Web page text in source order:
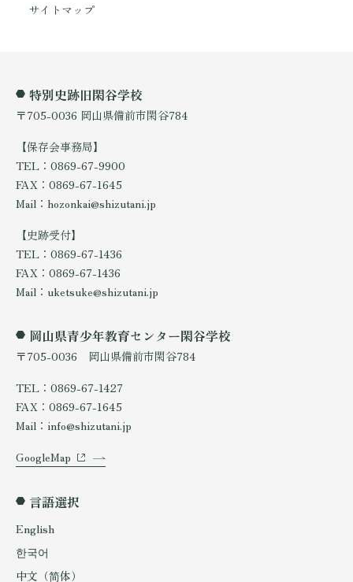
サイトマップ
特別史跡旧閑谷学校
〒705-0036 岡山県備前市閑谷784
【保存会事務局】
TEL：0869-67-9900
FAX：0869-67-1645
Mail：hozonkai@shizutani.jp
【史跡受付】
TEL：0869-67-1436
FAX：0869-67-1436
Mail：uketsuke@shizutani.jp
岡山県青少年教育センター閑谷学校
〒705-0036 岡山県備前市閑谷784
TEL：0869-67-1427
FAX：0869-67-1645
Mail：info@shizutani.jp
GoogleMap
言語選択
English
한국어
中文（简体）